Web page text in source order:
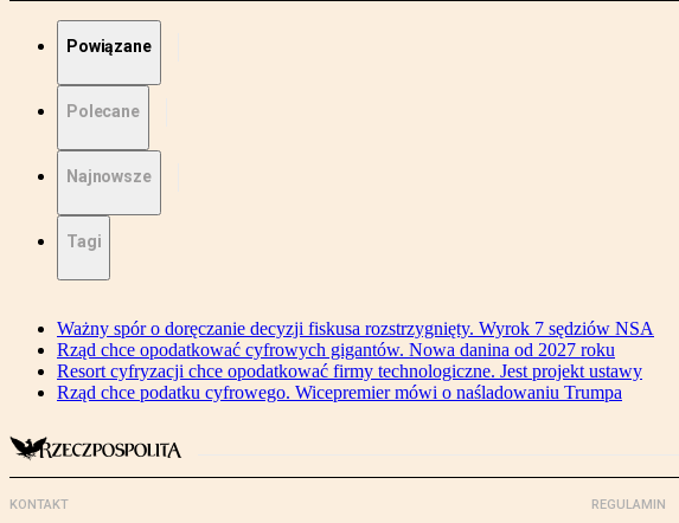
Powiązane
Polecane
Najnowsze
Tagi
Ważny spór o doręczanie decyzji fiskusa rozstrzygnięty. Wyrok 7 sędziów NSA
Rząd chce opodatkować cyfrowych gigantów. Nowa danina od 2027 roku
Resort cyfryzacji chce opodatkować firmy technologiczne. Jest projekt ustawy
Rząd chce podatku cyfrowego. Wicepremier mówi o naśladowaniu Trumpa
KONTAKT REGULAMIN